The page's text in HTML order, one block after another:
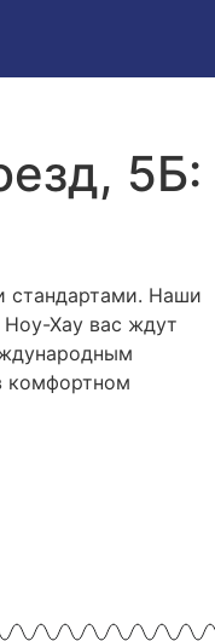
5Б:
стандартами. Наши
Ноу-Хау вас ждут
комфортном